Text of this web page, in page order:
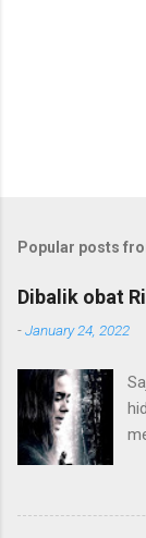
Popular posts
Dibalik obat
-January 24, 2022